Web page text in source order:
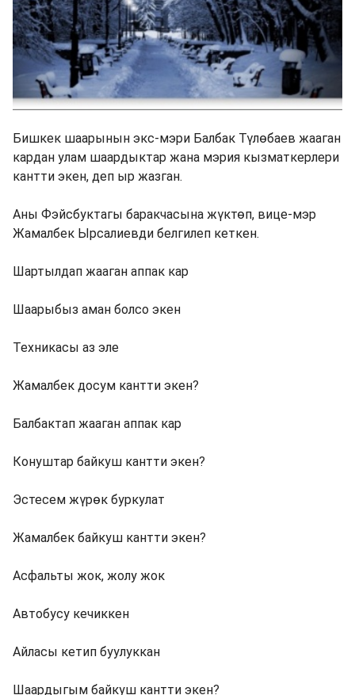
Бишкек шаарынын экс-мэри Балбак Түлөбаев жааган
кардан улам шаардыктар жана мэрия кызматкерлери
кантти экен, деп ыр жазган.
Аны Фэйсбуктагы баракчасына жүктөп, вице-мэр
Жамалбек Ырсалиевди белгилеп кеткен.
Шартылдап жааган аппак кар
Шаарыбыз аман болсо экен
Техникасы аз эле
Жамалбек досум кантти экен?
Балбактап жааган аппак кар
Конуштар байкуш кантти экен?
Эстесем жүрөк буркулат
Жамалбек байкуш кантти экен?
Асфальты жок, жолу жок
Автобусу кечиккен
Айласы кетип буулуккан
Шаардыгым байкуш кантти экен?